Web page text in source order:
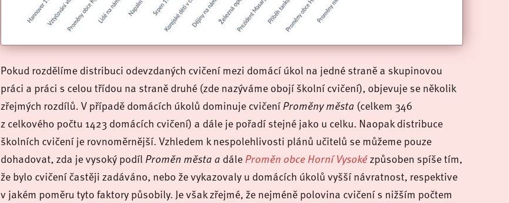
Pokud rozdělíme distribuci odevzdaných cvičení mezi domácí úkol na jedné straně a skupinovou
práci a práci s celou třídou na straně druhé (zde nazýváme obojí školní cvičení), objevuje se několik
zřejmých rozdílů. V případě domácích úkolů dominuje cvičeníProměny města (celkem 346
z celkového počtu 1423 domácích cvičení) a dále je pořadí stejné jako u celku. Naopak distribuce
školních cvičení je rovnoměrnější. Vzhledem k nespolehlivosti plánů učitelů se můžeme pouze
dohadovat, zda je vysoký podílProměn města a dáleProměn obce Horní Vysokézpůsoben spíše tím,
že bylo cvičení častěji zadáváno, nebo že vykazovaly u domácích úkolů vyšší návratnost, respektive
v jakém poměru tyto faktory působily. Je však zřejmé, že nejméně polovina cvičení s nižším počtem